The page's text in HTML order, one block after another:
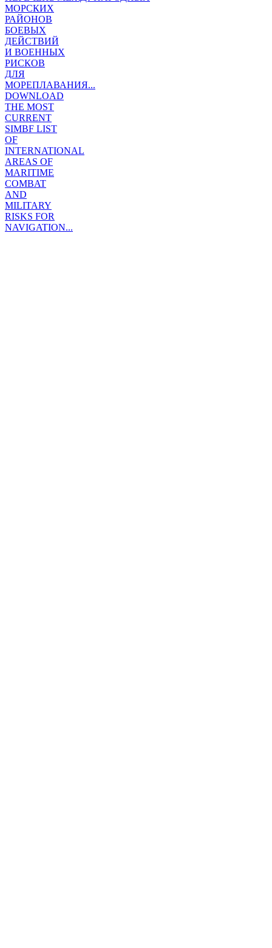
МОРСКИХ
РАЙОНОВ
БОЕВЫХ
ДЕЙСТВИЙ
И ВОЕННЫХ
РИСКОВ
ДЛЯ
МОРЕПЛАВАНИЯ...
DOWNLOAD
THE MOST
CURRENT
SIMBF LIST
OF
INTERNATIONAL
AREAS OF
MARITIME
COMBAT
AND
MILITARY
RISKS FOR
NAVIGATION...